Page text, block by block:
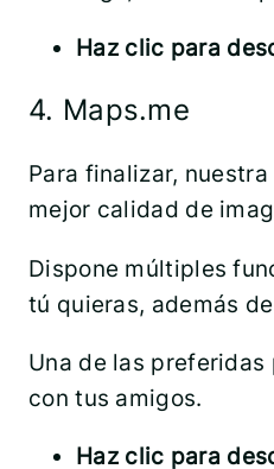
Haz clic para
4. Maps.me
Para finalizar,
mejor calidad de
Dispone múltiples
tú quieras, además
Una de las
con tus amigos.
Haz clic para